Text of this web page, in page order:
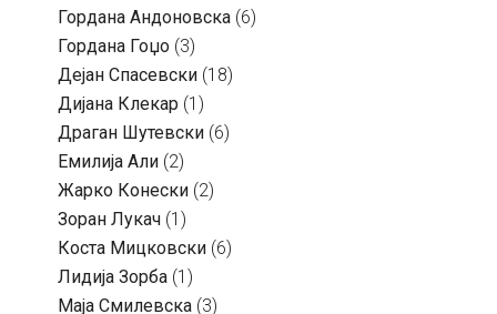
Гордана Андоновска (6)
Гордана Гоџо (3)
Дејан Спасевски (18)
Дијана Клекар (1)
Драган Шутевски (6)
Емилија Али (2)
Жарко Конески (2)
Зоран Лукач (1)
Коста Мицковски (6)
Лидија Зорба (1)
Маја Смилевска (3)